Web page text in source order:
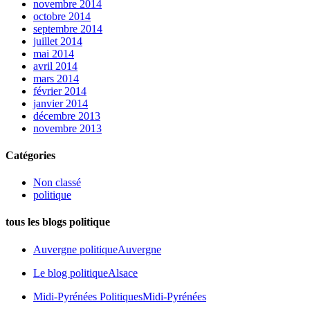
novembre 2014
octobre 2014
septembre 2014
juillet 2014
mai 2014
avril 2014
mars 2014
février 2014
janvier 2014
décembre 2013
novembre 2013
Catégories
Non classé
politique
tous les blogs politique
Auvergne politiqueAuvergne
Le blog politiqueAlsace
Midi-Pyrénées PolitiquesMidi-Pyrénées